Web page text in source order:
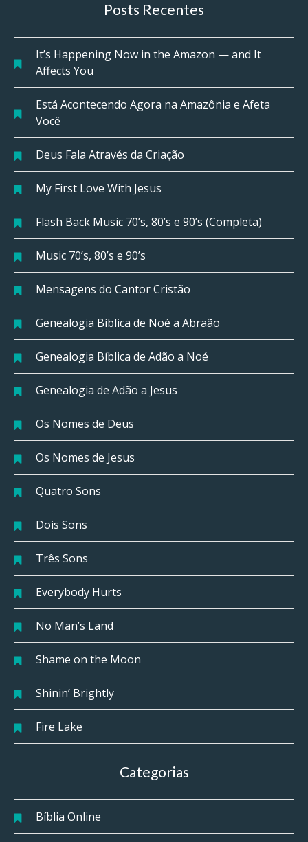
Posts Recentes
It’s Happening Now in the Amazon — and It
Affects You
Está Acontecendo Agora na Amazônia e Afeta
Você
Deus Fala Através da Criação
My First Love With Jesus
Flash Back Music 70’s, 80’s e 90’s (Completa)
Music 70’s, 80’s e 90’s
Mensagens do Cantor Cristão
Genealogia Bíblica de Noé a Abraão
Genealogia Bíblica de Adão a Noé
Genealogia de Adão a Jesus
Os Nomes de Deus
Os Nomes de Jesus
Quatro Sons
Dois Sons
Três Sons
Everybody Hurts
No Man’s Land
Shame on the Moon
Shinin’ Brightly
Fire Lake
Categorias
Bíblia Online